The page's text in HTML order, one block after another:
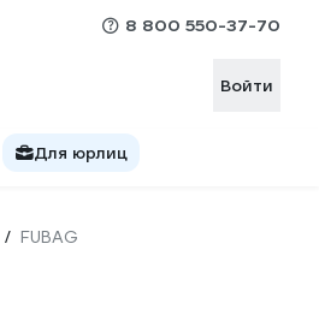
8 800 550-37-70
Войти
Для юрлиц
/ FUBAG